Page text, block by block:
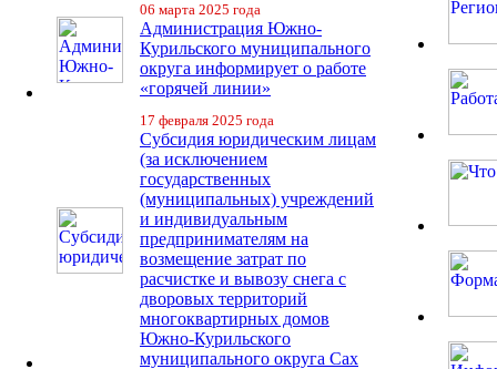
06 марта 2025 года
Администрация Южно-
Курильского муниципального
округа информирует о работе
«горячей линии»
17 февраля 2025 года
Субсидия юридическим лицам
(за исключением
государственных
(муниципальных) учреждений
и индивидуальным
предпринимателям на
возмещение затрат по
расчистке и вывозу снега с
дворовых территорий
многоквартирных домов
Южно-Курильского
муниципального округа Сах